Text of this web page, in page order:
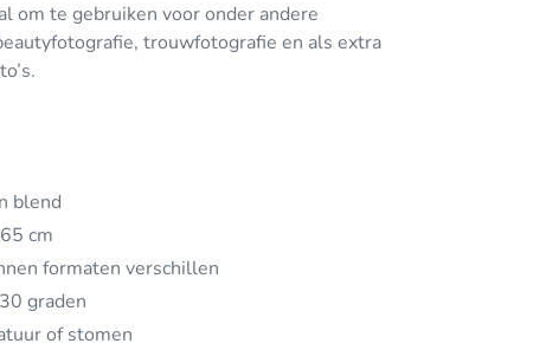
om te gebruiken voor onder andere
trouwfotografie en als extra
blend
cm
formaten verschillen
graden
of stomen